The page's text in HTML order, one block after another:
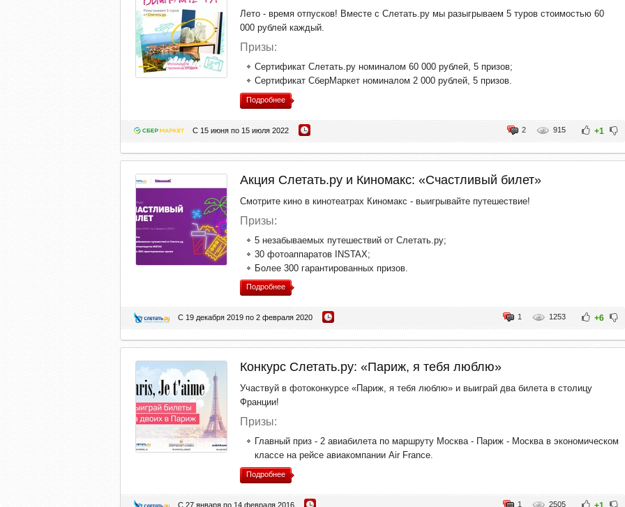
Лето - время отпусков! Вместе с Слетать.ру мы разыгрываем 5 туров стоимостью 60
000 рублей каждый.
Призы:
Сертификат Слетать.ру номиналом 60 000 рублей, 5 призов;
Сертификат СберМаркет номиналом 2 000 рублей, 5 призов.
Подробнее
С 15 июня по 15 июля 2022 +1
915
2
Акция Слетать.ру и Киномакс: «Счастливый билет»
Смотрите кино в кинотеатрах Киномакс - выигрывайте путешествие!
Призы:
5 незабываемых путешествий от Слетать.ру;
30 фотоаппаратов INSTAX;
Более 300 гарантированных призов.
Подробнее
С 19 декабря 2019 по 2 февраля 2020 +6
1253
1
Конкурс Слетать.ру: «Париж, я тебя люблю»
Участвуй в фотоконкурсе «Париж, я тебя люблю» и выиграй два билета в столицу
Франции!
Призы:
Главный приз - 2 авиабилета по маршруту Москва - Париж - Москва в экономическом
классе на рейсе авиакомпании Air France.
Подробнее
С 27 января по 14 февраля 2016 2505
1